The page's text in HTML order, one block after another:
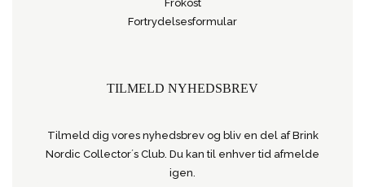
Frokost
Fortrydelsesformular
TILMELD NYHEDSBREV
Tilmeld dig vores nyhedsbrev og bliv en del af Brink
Nordic Collector´s Club. Du kan til enhver tid afmelde
igen.